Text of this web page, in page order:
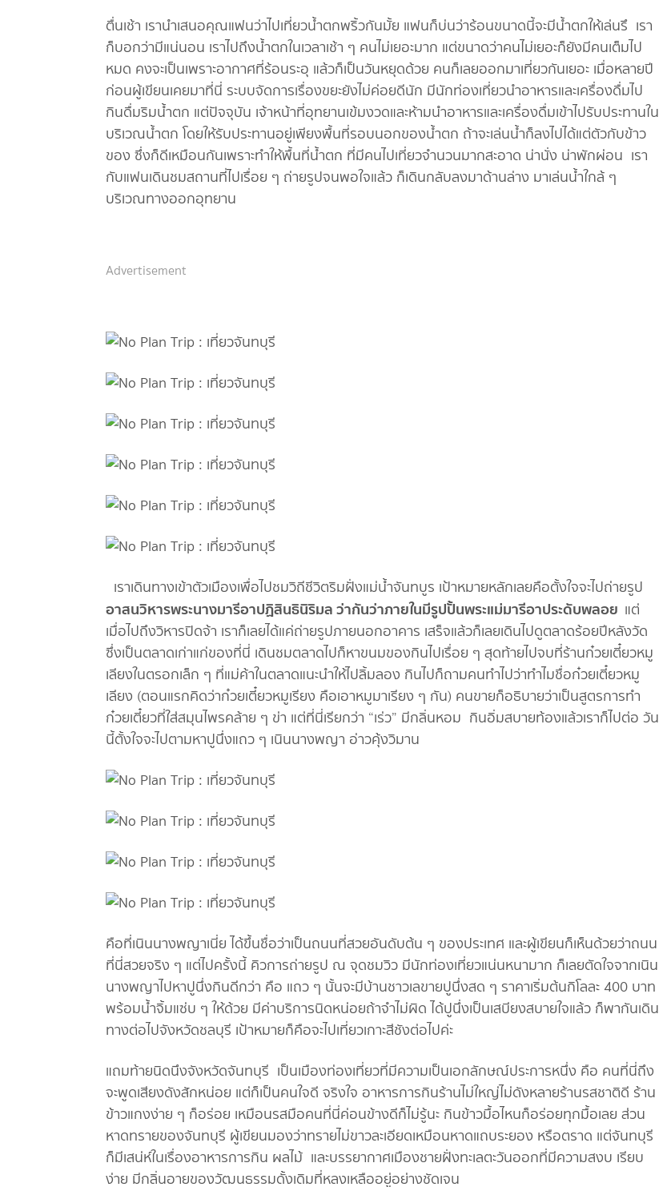
ตื่นเช้า เรานำเสนอคุณแฟนว่าไปเที่ยวน้ำตกพริ้วกันมั้ย แฟนก็บ่นว่าร้อนขนาดนี้จะมีน้ำตกให้เล่นรึ เรา
ก็บอกว่ามีแน่นอน เราไปถึงน้ำตกในเวลาเช้า ๆ คนไม่เยอะมาก แต่ขนาดว่าคนไม่เยอะก็ยังมีคนเต็มไป
หมด คงจะเป็นเพราะอากาศที่ร้อนระอุ แล้วก็เป็นวันหยุดด้วย คนก็เลยออกมาเที่ยวกันเยอะ เมื่อหลายปี
ก่อนผู้เขียนเคยมาที่นี่ ระบบจัดการเรื่องขยะยังไม่ค่อยดีนัก มีนักท่องเที่ยวนำอาหารและเครื่องดื่มไป
กินดื่มริมน้ำตก แต่ปัจจุบัน เจ้าหน้าที่อุทยานเข้มงวดและห้ามนำอาหารและเครื่องดื่มเข้าไปรับประทานใน
บริเวณน้ำตก โดยให้รับประทานอยู่เพียงพื้นที่รอบนอกของน้ำตก ถ้าจะเล่นน้ำก็ลงไปได้แต่ตัวกับข้าว
ของ ซึ่งก็ดีเหมือนกันเพราะทำให้พื้นที่น้ำตก ที่มีคนไปเที่ยวจำนวนมากสะอาด น่านั่ง น่าพักผ่อน เรา
กับแฟนเดินชมสถานที่ไปเรื่อย ๆ ถ่ายรูปจนพอใจแล้ว ก็เดินกลับลงมาด้านล่าง มาเล่นน้ำใกล้ ๆ
บริเวณทางออกอุทยาน
Advertisement
เราเดินทางเข้าตัวเมืองเพื่อไปชมวิถีชีวิตริมฝั่งแม่น้ำจันทบูร เป้าหมายหลักเลยคือตั้งใจจะไปถ่ายรูป
อาสนวิหารพระนางมารีอาปฏิสินธินิริมล ว่ากันว่าภายในมีรูปปั้นพระแม่มารีอาประดับพลอย แต่
เมื่อไปถึงวิหารปิดจ้า เราก็เลยได้แค่ถ่ายรูปภายนอกอาคาร เสร็จแล้วก็เลยเดินไปดูตลาดร้อยปีหลังวัด
ซึ่งเป็นตลาดเก่าแก่ของที่นี่ เดินชมตลาดไปก็หาขนมของกินไปเรื่อย ๆ สุดท้ายไปจบที่ร้านก๋วยเตี๋ยวหมู
เลียงในตรอกเล็ก ๆ ที่แม่ค้าในตลาดแนะนำให้ไปลิ้มลอง กินไปก็ถามคนทำไปว่าทำไมชื่อก๋วยเตี๋ยวหมู
เลียง (ตอนแรกคิดว่าก๋วยเตี๋ยวหมูเรียง คือเอาหมูมาเรียง ๆ กัน) คนขายก็อธิบายว่าเป็นสูตรการทำ
ก๋วยเตี๋ยวที่ใส่สมุนไพรคล้าย ๆ ข่า แต่ที่นี่เรียกว่า “เร่ว” มีกลิ่นหอม กินอิ่มสบายท้องแล้วเราก็ไปต่อ วัน
นี้ตั้งใจจะไปตามหาปูนึ่งแถว ๆ เนินนางพญา อ่าวคุ้งวิมาน
คือที่เนินนางพญาเนี่ย ได้ขึ้นชื่อว่าเป็นถนนที่สวยอันดับต้น ๆ ของประเทศ และผู้เขียนก็เห็นด้วยว่าถนน
ที่นี่สวยจริง ๆ แต่ไปครั้งนี้ คิวการถ่ายรูป ณ จุดชมวิว มีนักท่องเที่ยวแน่นหนามาก ก็เลยตัดใจจากเนิน
นางพญาไปหาปูนึ่งกินดีกว่า คือ แถว ๆ นั้นจะมีบ้านชาวเลขายปูนึ่งสด ๆ ราคาเริ่มต้นกิโลละ 400 บาท
พร้อมน้ำจิ้มแซ่บ ๆ ให้ด้วย มีค่าบริการนิดหน่อยถ้าจำไม่ผิด ได้ปูนึ่งเป็นเสบียงสบายใจแล้ว ก็พากันเดิน
ทางต่อไปจังหวัดชลบุรี เป้าหมายก็คือจะไปเที่ยวเกาะสีชังต่อไปค่ะ
แถมท้ายนิดนึงจังหวัดจันทบุรี เป็นเมืองท่องเที่ยวที่มีความเป็นเอกลักษณ์ประการหนึ่ง คือ คนที่นี่ถึง
จะพูดเสียงดังสักหน่อย แต่ก็เป็นคนใจดี จริงใจ อาหารการกินร้านไม่ใหญ่ไม่ดังหลายร้านรสชาติดี ร้าน
ข้าวแกงง่าย ๆ ก็อร่อย เหมือนรสมือคนที่นี่ค่อนข้างดีก็ไม่รู้นะ กินข้าวมื้อไหนก็อร่อยทุกมื้อเลย ส่วน
หาดทรายของจันทบุรี ผู้เขียนมองว่าทรายไม่ขาวละเอียดเหมือนหาดแถบระยอง หรือตราด แต่จันทบุรี
ก็มีเสน่ห์ในเรื่องอาหารการกิน ผลไม้ และบรรยากาศเมืองชายฝั่งทะเลตะวันออกที่มีความสงบ เรียบ
ง่าย มีกลิ่นอายของวัฒนธรรมดั้งเดิมที่หลงเหลืออยู่อย่างชัดเจน